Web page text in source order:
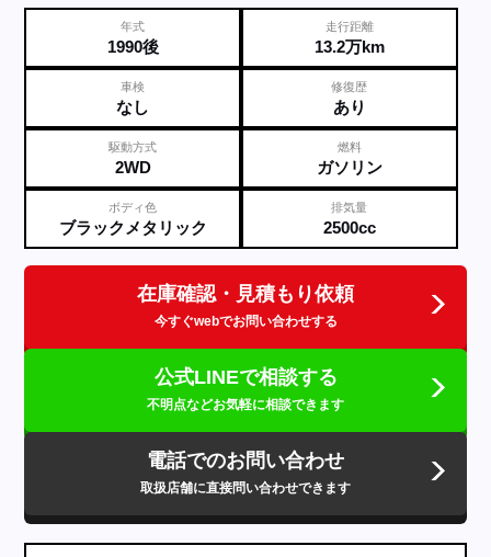
年式
1990後
走行距離
13.2万km
車検
なし
修復歴
あり
駆動方式
2WD
燃料
ガソリン
ボディ色
ブラックメタリック
排気量
2500cc
在庫確認・見積もり依頼
今すぐwebでお問い合わせする
公式LINEで相談する
不明点などお気軽に相談できます
電話でのお問い合わせ
取扱店舗に直接問い合わせできます